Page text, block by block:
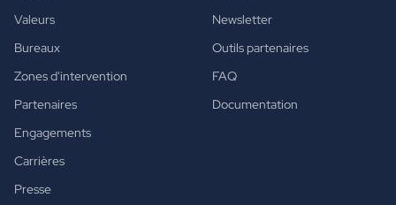
Valeurs
Bureaux
Zones d'intervention
Partenaires
Engagements
Carrières
Presse
Newsletter
Outils partenaires
FAQ
Documentation